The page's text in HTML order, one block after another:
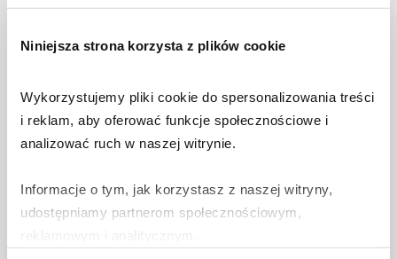
Niniejsza strona korzysta z plików cookie
Wykorzystujemy pliki cookie do spersonalizowania treści
i reklam, aby oferować funkcje społecznościowe i
analizować ruch w naszej witrynie.
Informacje o tym, jak korzystasz z naszej witryny,
udostępniamy partnerom społecznościowym,
31 lipca 2026
Fałszywe SMS-y o wniosku
kampanii wyłudzającej dane
osobowe i kart płatniczych.
Dowiedz się więcej